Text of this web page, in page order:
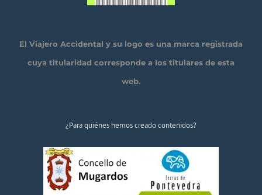
El Viajero Accidental y su logo es una marca registrada
cuya titularidad corresponde a los titulares de esta
web.
¿Para quiénes hemos creado contenidos?